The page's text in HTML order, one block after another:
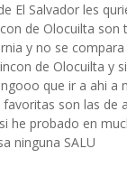
El Salvador les
de Olocuilta son
y no se
de Olocuilta y
que ir a ahi a
son las de
he probado en
ninguna SALU